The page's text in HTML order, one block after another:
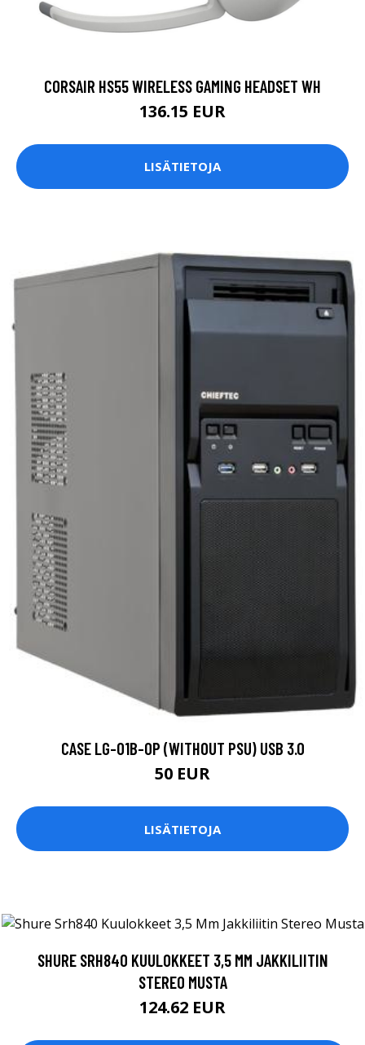
CORSAIR HS55 WIRELESS GAMING HEADSET WH
136.15 EUR
LISÄTIETOJA
CASE LG-01B-OP (WITHOUT PSU) USB 3.0
50 EUR
LISÄTIETOJA
SHURE SRH840 KUULOKKEET 3,5 MM JAKKILIITIN
STEREO MUSTA
124.62 EUR